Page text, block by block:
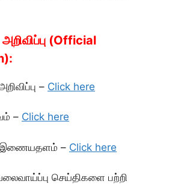
(Official
– Click here
– Click here
இணையதளம் – Click here
செய்திகளை பற்றி